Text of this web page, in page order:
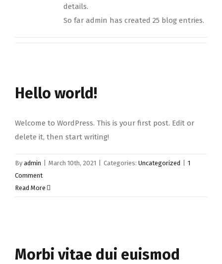
details.
So far admin has created 25 blog entries.
Hello world!
Welcome to WordPress. This is your first post. Edit or
delete it, then start writing!
By admin March 10th, 2021 Categories: Uncategorized
1
Comment
Read More
Morbi vitae dui euismod